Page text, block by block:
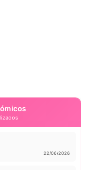
Actualizado:
22/06/2026